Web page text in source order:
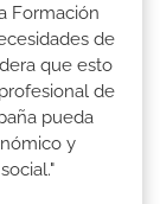
Formación
de
que esto
de
pueda
y